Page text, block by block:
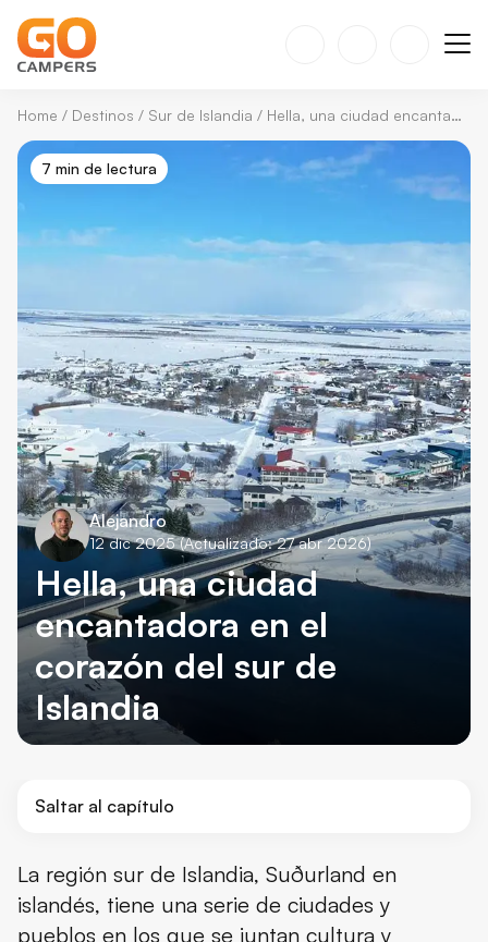
Home / Destinos / Sur de Islandia / Hella, una ciudad encantadora en el corazón del sur de Islandia
7 min de lectura
Alejandro
12 dic 2025(Actualizado: 27 abr 2026)
Hella, una ciudad
encantadora en el
corazón del sur de
Islandia
Saltar al capítulo
Dónde está Hella y cómo llegar
La región sur de Islandia, Suðurland en
islandés, tiene una serie de ciudades y
pueblos en los que se juntan cultura y